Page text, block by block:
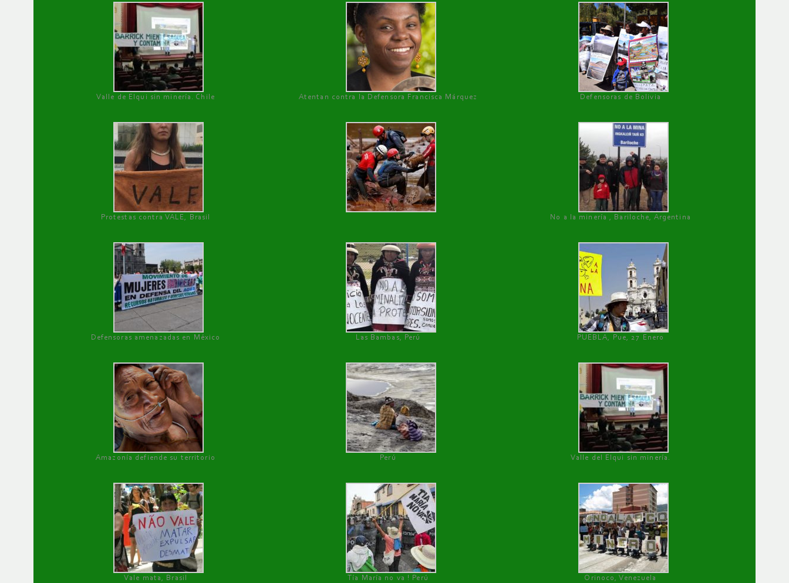
Valle de Elqui sin minería. Chile Atentan contra la Defensora Francisca Márquez Defensoras de Bolivia
Protestas contra VALE, Brasil No a la minería , Bariloche, Argentina
Defensoras amenazadas en México Las Bambas, Perú PUEBLA, Pue, 27 Enero
Amazonía defiende su territorio Perú Valle del Elqui sin minería.
Vale mata, Brasil Tía María no va ! Perú Orinoco, Venezuela